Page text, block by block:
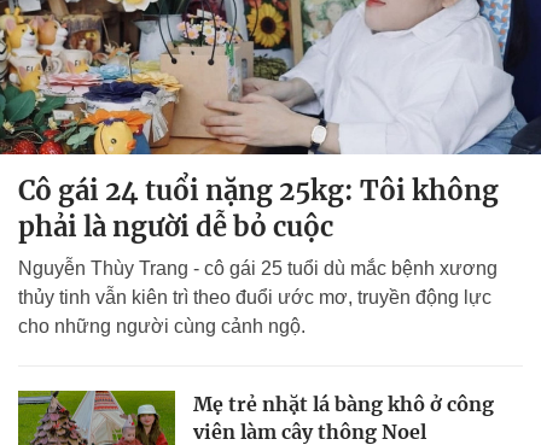
Cô gái 24 tuổi nặng 25kg: Tôi không
phải là người dễ bỏ cuộc
Nguyễn Thùy Trang - cô gái 25 tuổi dù mắc bệnh xương
thủy tinh vẫn kiên trì theo đuổi ước mơ, truyền động lực
cho những người cùng cảnh ngộ.
Mẹ trẻ nhặt lá bàng khô ở công
viên làm cây thông Noel